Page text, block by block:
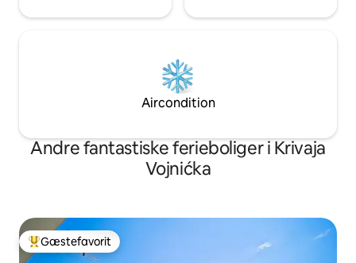
Aircondition
Andre fantastiske ferieboliger i Krivaja
Vojnićka
Bedste gæstefavorit
Gæstefavorit